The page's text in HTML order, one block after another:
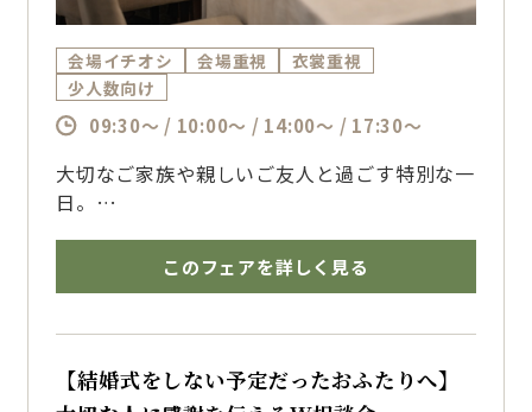
会場イチオシ 会場重視
衣裳重視
少人数向け
09:30～ / 10:00～ / 14:00～ / 17:30～
大切なご家族や親しいご友人と過ごす特別な一
日。
てなしと貸切空間で叶える
少人数ウェディングをご提案いたします。
ス博多のブライダルフェアへ
このフェアを詳しく見る
【結婚式をしない予定だったおふたりへ】